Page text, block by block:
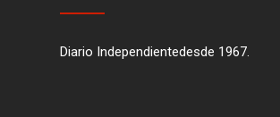
Diario Independientedesde 1967.